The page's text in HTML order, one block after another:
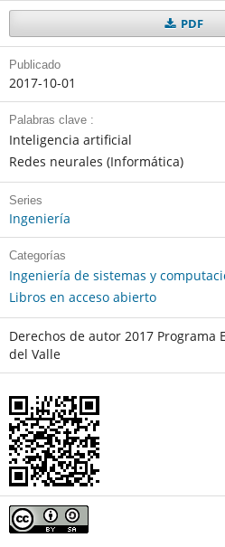
PDF
Publicado
2017-10-01
Palabras clave :
Inteligencia artificial
Redes neurales (Informática)
Series
Ingeniería
Categorías
Ingeniería de sistemas y
Libros en acceso abierto
Derechos de autor 2017 Programa
del Valle